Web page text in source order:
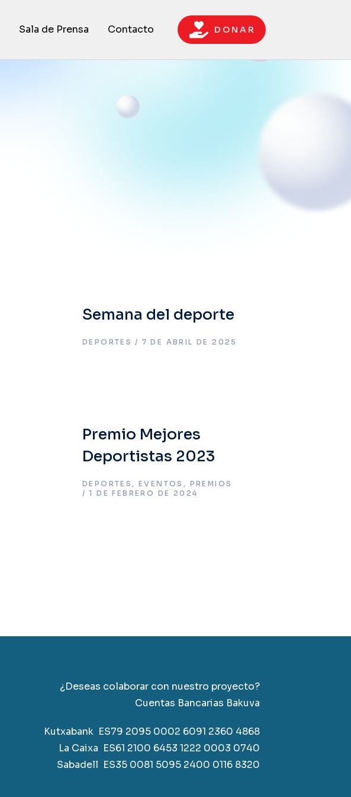
Sala de Prensa Contacto D O N A R
Semana del deporte
DEPORTES 7 DE ABRIL DE 2025
Premio Mejores
Deportistas 2023
DEPORTES ,EVENTOS , PREMIOS
1 DE FEBRERO DE 2024
¿Deseas colaborar con nuestro proyecto?
Cuentas Bancarias Bakuva
Kutxabank ES79 2095 0002 6091 2360 4868
La Caixa ES61 2100 6453 1222 0003 0740
Sabadell ES35 0081 5095 2400 0116 8320